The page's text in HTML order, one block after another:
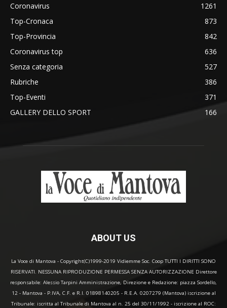
Coronavirus
1261
Top-Cronaca
873
Top-Provincia
842
Coronavirus top
636
Senza categoria
527
Rubriche
386
Top-Eventi
371
GALLERY DELLO SPORT
166
ABOUT US
La Voce di Mantova - Copyright(C)1999-2019 Vidiemme Soc. Coop TUTTI I DIRITTI SONO
RISERVATI. NESSUNA RIPRODUZIONE PERMESSA SENZA AUTORIZZAZIONE Direttore
responsabile: Alessio Tarpini Amministrazione, Direzione e Redazione: piazza Sordello,
12 - Mantova - P.IVA, C.F. e R.I. 01898140205 - R.E.A. 0207279 (Mantova) iscrizione al
Tribunale: iscritta al Tribunale di Mantova al n. 25 del 30/11/1992 - iscrizione al ROC: